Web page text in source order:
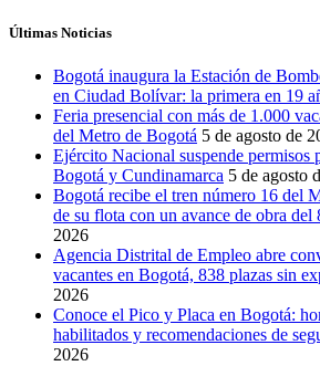
Últimas Noticias
Bogotá inaugura la Estación de
en Ciudad Bolívar: la primera en 19
Feria presencial con más de 1.000
del Metro de Bogotá 5 de agosto de
Ejército Nacional suspende permisos
Bogotá y Cundinamarca 5 de agosto
Bogotá recibe el tren número 16 del
de su flota con un avance de obra del
2026
Agencia Distrital de Empleo abre
vacantes en Bogotá, 838 plazas sin
2026
Conoce el Pico y Placa en Bogotá:
habilitados y recomendaciones de
2026